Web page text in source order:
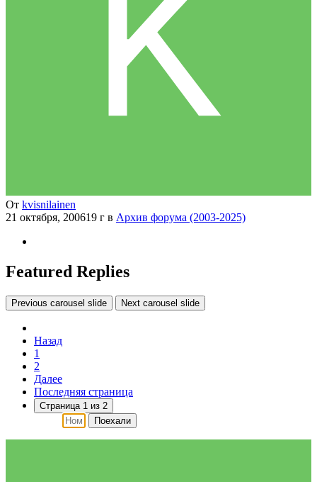
От kvisnilainen
21 октября, 200619 г в Архив форума (2003-2025)
Featured Replies
Previous carousel slide Next carousel slide
Назад
1
2
Далее
Последняя страница
Страница 1 из 2
Поехали